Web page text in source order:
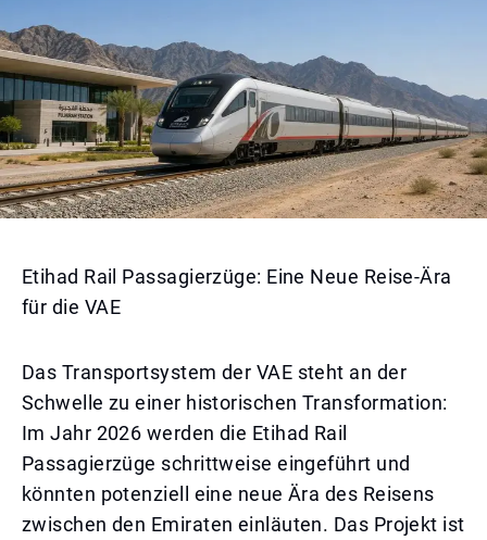
Etihad Rail Passagierzüge: Eine Neue Reise-Ära
für die VAE
Das Transportsystem der VAE steht an der
Schwelle zu einer historischen Transformation:
Im Jahr 2026 werden die Etihad Rail
Passagierzüge schrittweise eingeführt und
könnten potenziell eine neue Ära des Reisens
zwischen den Emiraten einläuten. Das Projekt ist